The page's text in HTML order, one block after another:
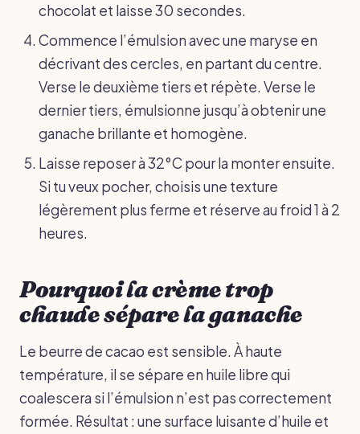
chocolat et laisse 30 secondes.
Commence l’émulsion avec une maryse en
décrivant des cercles, en partant du centre.
Verse le deuxième tiers et répète. Verse le
dernier tiers, émulsionne jusqu’à obtenir une
ganache brillante et homogène.
Laisse reposer à 32°C pour la monter ensuite.
Si tu veux pocher, choisis une texture
légèrement plus ferme et réserve au froid 1 à 2
heures.
Pourquoi la crème trop
chaude sépare la ganache
Le beurre de cacao est sensible. À haute
température, il se sépare en huile libre qui
coalescera si l’émulsion n’est pas correctement
formée. Résultat : une surface luisante d’huile et